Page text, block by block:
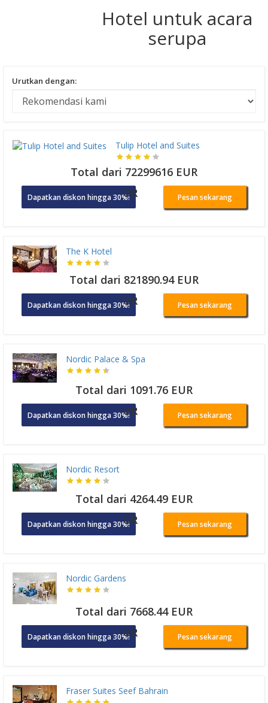
Hotel untuk acara
serupa
Urutkan dengan:
Tulip Hotel and Suites
Total dari 72299616 EUR
Dapatkan diskon hingga 30%!OR Pesan sekarang
The K Hotel
Total dari 821890.94 EUR
Dapatkan diskon hingga 30%!OR Pesan sekarang
Nordic Palace & Spa
Total dari 1091.76 EUR
Dapatkan diskon hingga 30%!OR Pesan sekarang
Nordic Resort
Total dari 4264.49 EUR
Dapatkan diskon hingga 30%!OR Pesan sekarang
Nordic Gardens
Total dari 7668.44 EUR
Dapatkan diskon hingga 30%!OR Pesan sekarang
Fraser Suites Seef Bahrain